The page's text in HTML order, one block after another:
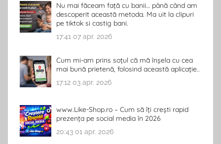
Nu mai făceam față cu banii… până când am
descoperit această metoda. Ma uit la clipuri
pe tiktok si castig bani.
17:41 07 apr. 2026
Cum mi-am prins soțul că mă înșela cu cea
mai bună prietenă, folosind această aplicație..
17:12 03 apr. 2026
www.Like-Shop.ro – Cum să îți crești rapid
prezența pe social media în 2026
20:43 01 apr. 2026